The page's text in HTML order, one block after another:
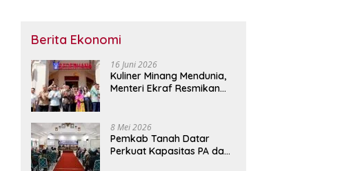
Berita Ekonomi
16 Juni 2026
Kuliner Minang Mendunia,
Menteri Ekraf Resmikan
8 Mei 2026
Pemkab Tanah Datar
Perkuat Kapasitas PA dan